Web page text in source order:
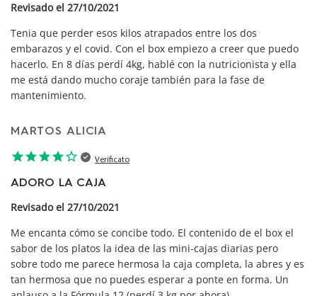
Revisado el 27/10/2021
Tenia que perder esos kilos atrapados entre los dos
embarazos y el covid. Con el box empiezo a creer que puedo
hacerlo. En 8 días perdí 4kg, hablé con la nutricionista y ella
me está dando mucho coraje también para la fase de
mantenimiento.
MARTOS ALICIA
starstarstarstarstar_border Verificato
ADORO LA CAJA
Revisado el 27/10/2021
Me encanta cómo se concibe todo. El contenido de el box el
sabor de los platos la idea de las mini-cajas diarias pero
sobre todo me parece hermosa la caja completa, la abres y es
tan hermosa que no puedes esperar a ponte en forma. Un